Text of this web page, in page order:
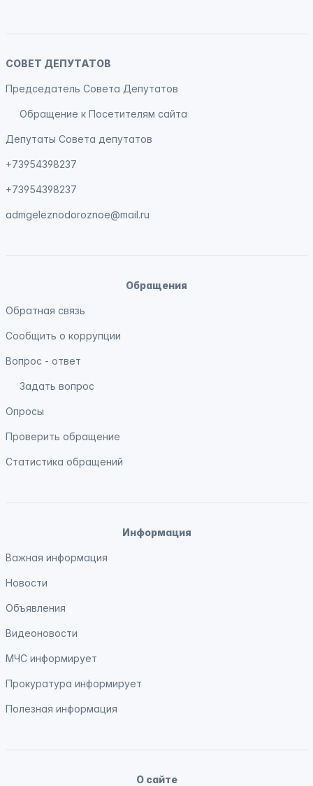
СОВЕТ ДЕПУТАТОВ
Председатель Совета Депутатов
Обращение к Посетителям сайта
Депутаты Совета депутатов
+73954398237
+73954398237
admgeleznodoroznoe@mail.ru
Обращения
Обратная связь
Сообщить о коррупции
Вопрос - ответ
Задать вопрос
Опросы
Проверить обращение
Статистика обращений
Информация
Важная информация
Новости
Объявления
Видеоновости
МЧС информирует
Прокуратура информирует
Полезная информация
О сайте